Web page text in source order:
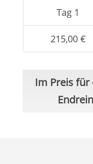
Tag 1
215,00 €
Im Preis für